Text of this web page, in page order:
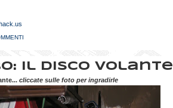
Il disco volante
cliccate sulle foto per ingradirle